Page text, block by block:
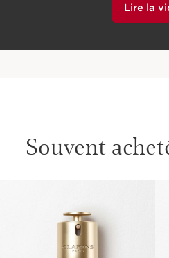
Lire la
Souvent